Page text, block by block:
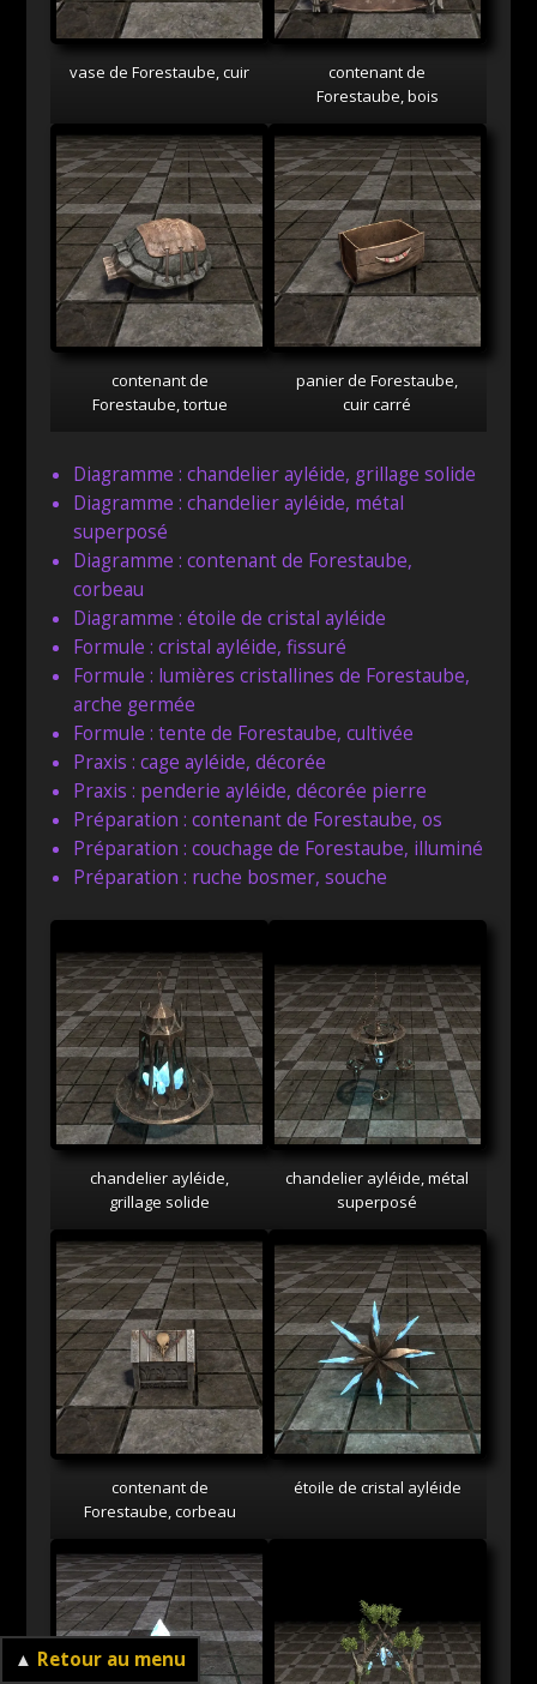
▲ Retour au menu
vase de Forestaube, cuir
contenant de
Forestaube, bois
contenant de
Forestaube, tortue
panier de Forestaube,
cuir carré
Diagramme : chandelier ayléide, grillage solide
Diagramme : chandelier ayléide, métal
superposé
Diagramme : contenant de Forestaube,
corbeau
Diagramme : étoile de cristal ayléide
Formule : cristal ayléide, fissuré
Formule : lumières cristallines de Forestaube,
arche germée
Formule : tente de Forestaube, cultivée
Praxis : cage ayléide, décorée
Praxis : penderie ayléide, décorée pierre
Préparation : contenant de Forestaube, os
Préparation : couchage de Forestaube, illuminé
Préparation : ruche bosmer, souche
chandelier ayléide,
grillage solide
chandelier ayléide, métal
superposé
contenant de
Forestaube, corbeau
étoile de cristal ayléide